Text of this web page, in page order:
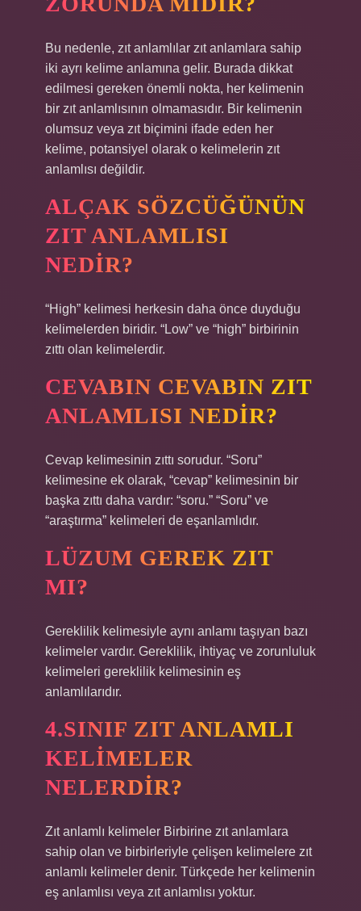
Bu nedenle, zıt anlamlılar zıt anlamlara sahip
iki ayrı kelime anlamına gelir. Burada dikkat
edilmesi gereken önemli nokta, her kelimenin
bir zıt anlamlısının olmamasıdır. Bir kelimenin
olumsuz veya zıt biçimini ifade eden her
kelime, potansiyel olarak o kelimelerin zıt
anlamlısı değildir.
ALÇAK SÖZCÜĞÜNÜN
ZIT ANLAMLISI
NEDIR?
“High” kelimesi herkesin daha önce duyduğu
kelimelerden biridir. “Low” ve “high” birbirinin
zıttı olan kelimelerdir.
CEVABIN CEVABIN ZIT
ANLAMLISI NEDIR?
Cevap kelimesinin zıttı sorudur. “Soru”
kelimesine ek olarak, “cevap” kelimesinin bir
başka zıttı daha vardır: “soru.” “Soru” ve
“araştırma” kelimeleri de eşanlamlıdır.
LÜZUM GEREK ZIT
MI?
Gereklilik kelimesiyle aynı anlamı taşıyan bazı
kelimeler vardır. Gereklilik, ihtiyaç ve zorunluluk
kelimeleri gereklilik kelimesinin eş
anlamlılarıdır.
4.SINIF ZIT ANLAMLI
KELIMELER
NELERDIR?
Zıt anlamlı kelimeler Birbirine zıt anlamlara
sahip olan ve birbirleriyle çelişen kelimelere zıt
anlamlı kelimeler denir. Türkçede her kelimenin
eş anlamlısı veya zıt anlamlısı yoktur.